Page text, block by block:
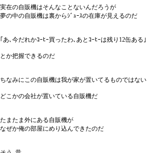
実在の自販機はそんなことないんだろうが
夢の中の自販機は裏からｼﾞｭｰｽの在庫が見えるのだ
｢あ､今だれかｺｰﾋｰ買ったわ､あとｺｰﾋｰは残り12缶ある｣
とか把握できるのだ
ちなみにこの自販機は我が家が置いてるものではない
どこかの会社が置いている自販機だ
たまたま外にある自販機が
なぜか俺の部屋にめり込んできたのだ